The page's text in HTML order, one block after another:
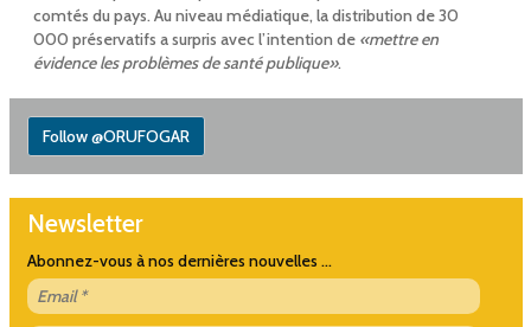
comtés du pays. Au niveau médiatique, la distribution de 30
000 préservatifs a surpris avec l’intention de «mettre en
évidence les problèmes de santé publique».
Follow @ORUFOGAR
Newsletter
Abonnez-vous à nos dernières nouvelles ...